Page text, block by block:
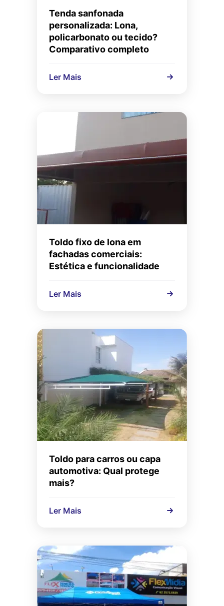
Tenda sanfonada
personalizada: Lona,
policarbonato ou tecido?
Comparativo completo
Ler Mais
Toldo fixo de lona em
fachadas comerciais:
Estética e funcionalidade
Ler Mais
Toldo para carros ou capa
automotiva: Qual protege
mais?
Ler Mais